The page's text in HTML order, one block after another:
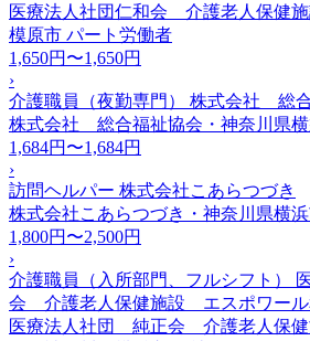
医療法人社団仁和会 介護老人保健
模原市 パート労働者
1,650円〜1,650円
›
介護職員（夜勤専門） 株式会社 総
株式会社 総合福祉協会・神奈川県
1,684円〜1,684円
›
訪問ヘルパー 株式会社こあらつづき
株式会社こあらつづき・神奈川県横
1,800円〜2,500円
›
介護職員（入所部門、フルシフト）
会 介護老人保健施設 エスポワール
医療法人社団 純正会 介護老人保